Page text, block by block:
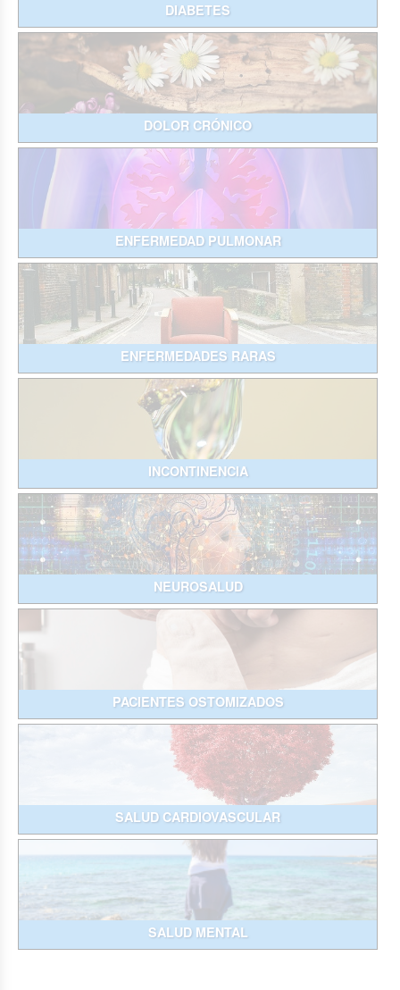
DIABETES
DOLOR CRÓNICO
ENFERMEDAD PULMONAR
ENFERMEDADES RARAS
INCONTINENCIA
NEUROSALUD
PACIENTES OSTOMIZADOS
SALUD CARDIOVASCULAR
SALUD MENTAL